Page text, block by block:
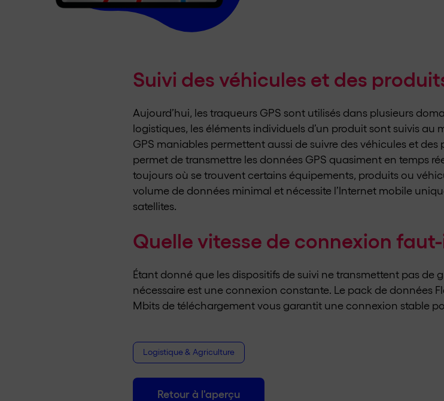
Suivi des véhicules et des
Aujourd’hui, les traqueurs GPS sont utilisés dans plusieurs
logistiques, les éléments individuels d’un produit sont suivis au
GPS maniables permettent aussi de suivre des véhicules et
permet de transmettre les données GPS quasiment en temps
toujours où se trouvent certains équipements, produits ou
volume de données minimal et nécessite l’Internet mobile
satellites.
Quelle vitesse de connexion
Étant donné que les dispositifs de suivi ne transmettent pas de
nécessaire est une connexion constante. Le pack de données
Mbits de téléchargement vous garantit une connexion stable
Logistique & Agriculture
Retour à l'aperçu